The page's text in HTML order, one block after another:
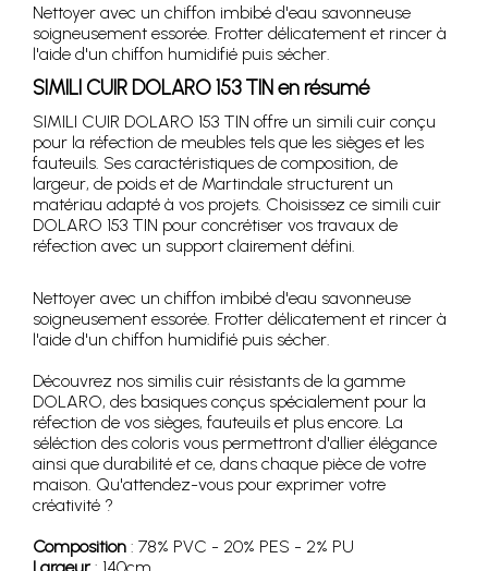
Nettoyer avec un chiffon imbibé d'eau savonneuse
soigneusement essorée. Frotter délicatement et rincer à
l'aide d'un chiffon humidifié puis sécher.
SIMILI CUIR DOLARO 153 TIN en résumé
SIMILI CUIR DOLARO 153 TIN offre un simili cuir conçu
pour la réfection de meubles tels que les sièges et les
fauteuils. Ses caractéristiques de composition, de
largeur, de poids et de Martindale structurent un
matériau adapté à vos projets. Choisissez ce simili cuir
DOLARO 153 TIN pour concrétiser vos travaux de
réfection avec un support clairement défini.
Nettoyer avec un chiffon imbibé d'eau savonneuse
soigneusement essorée. Frotter délicatement et rincer à
l'aide d'un chiffon humidifié puis sécher.
Découvrez nos similis cuir résistants de la gamme
DOLARO, des basiques conçus spécialement pour la
réfection de vos sièges, fauteuils et plus encore. La
séléction des coloris vous permettront d'allier élégance
ainsi que durabilité et ce, dans chaque pièce de votre
maison. Qu'attendez-vous pour exprimer votre
créativité ?
Composition : 78% PVC - 20% PES - 2% PU
Largeur: 140cm